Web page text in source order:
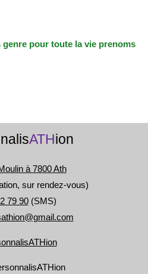
genre pour toute la vie prenoms
ATHion
à 7800 Ath
sur rendez-vous)
79 90(SMS)